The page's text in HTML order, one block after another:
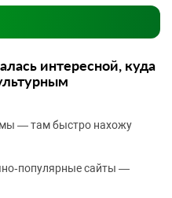
интересной, куда
— там быстро нахожу
сайты —